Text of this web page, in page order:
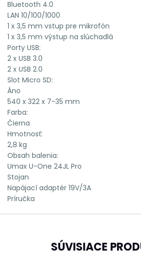
Bluetooth 4.0
LAN 10/100/1000
1 x 3,5 mm vstup pre mikrofón
1 x 3,5 mm výstup na slúchadlá
Porty USB:
2 x USB 3.0
2 x USB 2.0
Slot Micro SD:
Áno
540 x 322 x 7-35 mm
Farba:
Čierna
Hmotnosť:
2,8 kg
Obsah balenia:
Umax U-One 24JL Pro
Stojan
Napájací adaptér 19V/3A
Príručka
SÚVISIACE